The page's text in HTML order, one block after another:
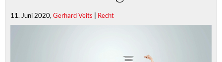
11. Juni 2020, Gerhard Veits | Recht